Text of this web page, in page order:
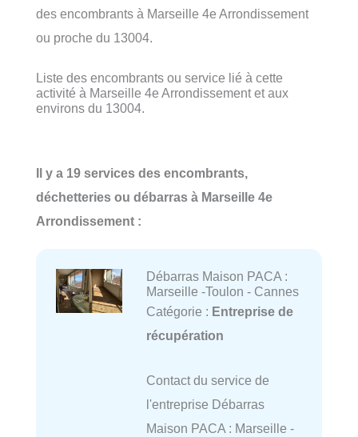
des encombrants à Marseille 4e Arrondissement
ou proche du 13004.
Liste des encombrants ou service lié à cette
activité à Marseille 4e Arrondissement et aux
environs du 13004.
Il y a 19 services des encombrants,
déchetteries ou débarras à Marseille 4e
Arrondissement :
Débarras Maison PACA :
Marseille -Toulon - Cannes
Catégorie : Entreprise de
récupération
Contact du service de
l'entreprise Débarras
Maison PACA : Marseille -